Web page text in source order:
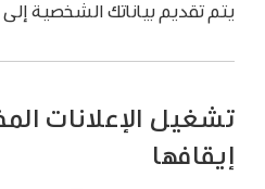
يتم تقديم بياناتك الشخصية إلى
تشغيل الإعلانات
إيقافها